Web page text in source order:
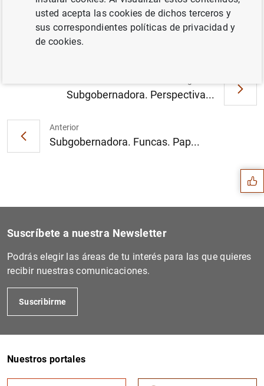
implicaciones para la estabilidad financiera
(158KB)
Anterior
Subgobernadora. Funcas. Pap...
Subgobernadora. Perspectiva...
Sugerencias
Suscríbete a nuestra Newsletter
Podrás elegir las áreas de tu interés para las que quieres
recibir nuestras comunicaciones.
Suscribirme
Nuestros portales
usted acepta las cookies de dichos terceros y
sus correspondientes políticas de privacidad y
de cookies.